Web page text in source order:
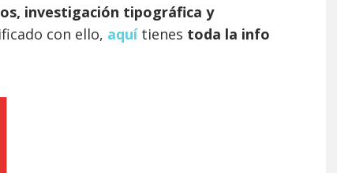
investigación tipográfica y
con ello, aquítienes toda la info